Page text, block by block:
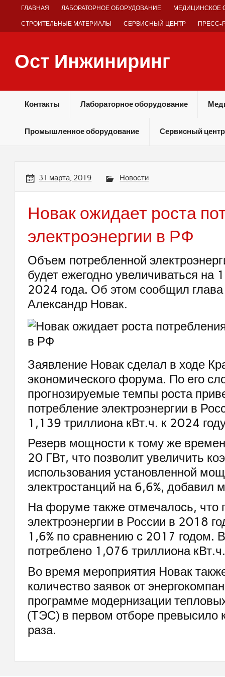
ГЛАВНАЯ ЛАБОРАТОРНОЕ ОБОРУДОВАНИЕ МЕДИЦИНСКОЕ
СТРОИТЕЛЬНЫЕ МАТЕРИАЛЫ СЕРВИСНЫЙ ЦЕНТР ПРЕСС-
Ост Инжиниринг
Контакты Лабораторное оборудование
Промышленное оборудование Сервисный центр
31 марта, 2019 Новости
Новак ожидает роста
электроэнергии в РФ
Объем потребленной
будет ежегодно увеличиваться на
2024 года. Об этом сообщил
Александр Новак.
Заявление Новак сделал в ходе
экономического форума. По его
прогнозируемые темпы роста
потребление электроэнергии в
1,139 триллиона кВт.ч. к 2024
Резерв мощности к тому же
20 ГВт, что позволит увеличить
использования установленной
электростанций на 6,6%, добавил
На форуме также отмечалось, что
электроэнергии в России в 2018
1,6% по сравнению с 2017 годом.
потреблено 1,076 триллиона кВт.ч.
Во время мероприятия Новак
количество заявок от
программе модернизации
(ТЭС) в первом отборе превысило
раза.